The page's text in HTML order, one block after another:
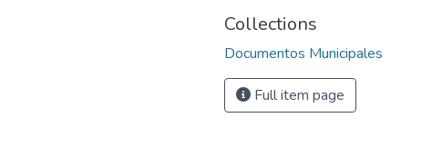
Collections
Documentos Municipales
Full item page